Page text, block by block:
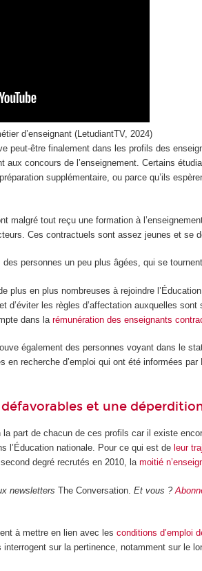
d’enseignant (LetudiantTV, 2024)
peut-être finalement dans les profils des
aux concours de l’enseignement. Certains
supplémentaire, ou parce qu’ils
malgré tout reçu une formation à
Ces contractuels sont assez jeunes et se
personnes un peu plus âgées, qui se
de plus en plus nombreuses à rejoindre
d’éviter les règles d’affectation auxquelles
dans larémunération des enseignants
également des personnes voyant dans le
en recherche d’emploi qui ont été informées
et une
la part de chacun de ces profils car il existe
l’Éducation nationale. Pour ce qui est de leur
degré recrutés en 2010, lamoitié
newsletters The Conversation.Et vous ?
à mettre en lien avec lesconditions d’emploi
sur la pertinence, notamment sur le